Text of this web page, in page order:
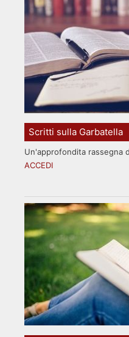
Scritti sulla Garbatella
Un'approfondita rassegna
ACCEDI